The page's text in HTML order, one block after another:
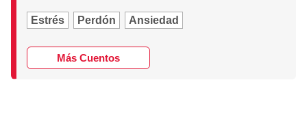
Estrés Perdón Ansiedad
Más Cuentos